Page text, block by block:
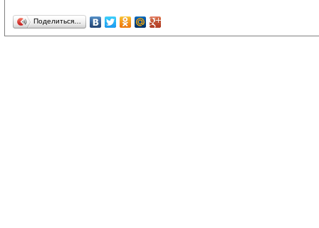
Поделиться…